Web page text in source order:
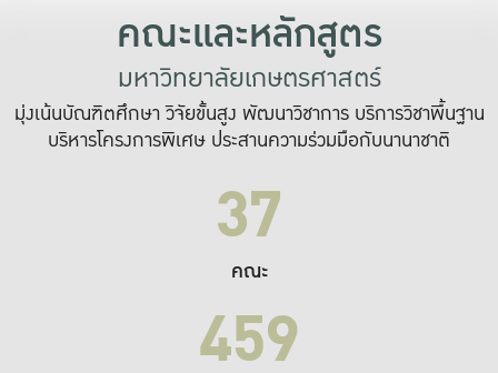
คณะและหลักสูตร
มหาวิทยาลัยเกษตรศาสตร์
มุ่งเน้นบัณฑิตศึกษา วิจัยขั้นสูง พัฒนาวิชาการ บริการวิชาพื้นฐาน
บริหารโครงการพิเศษ ประสานความร่วมมือกับนานาชาติ
37
คณะ
459